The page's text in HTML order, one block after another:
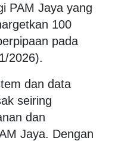
PAM Jaya yang
100
pada
2026).
dan data
seiring
dan
Jaya. Dengan